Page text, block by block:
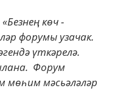
көч -
форумы узачак.
үткәрелә.
Форум
мәсьәләләр